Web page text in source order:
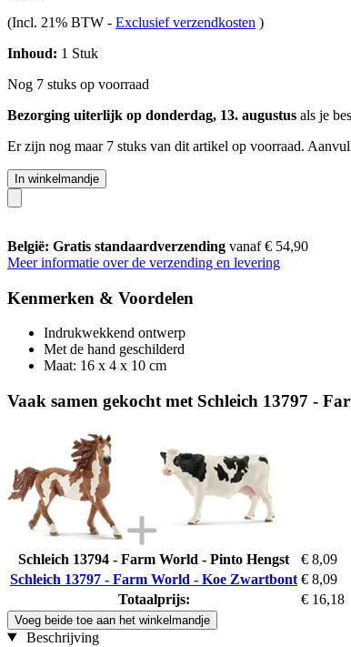
(Incl. 21% BTW - Exclusief verzendkosten )
Inhoud: 1 Stuk
Nog 7 stuks op voorraad
Bezorging uiterlijk op donderdag, 13. augustus als je
Er zijn nog maar 7 stuks van dit artikel op voorraad.
In winkelmandje
België: Gratis standaardverzending vanaf € 54,90
Meer informatie over de verzending en levering
Kenmerken & Voordelen
Indrukwekkend ontwerp
Met de hand geschilderd
Maat: 16 x 4 x 10 cm
Vaak samen gekocht met Schleich 13797 -
Schleich 13794 - Farm World - Pinto Hengst
€ 8,09
Schleich 13797 - Farm World - Koe Zwartbont € 8,09
Totaalprijs:
€ 16,18
Voeg beide toe aan het winkelmandje
Beschrijving